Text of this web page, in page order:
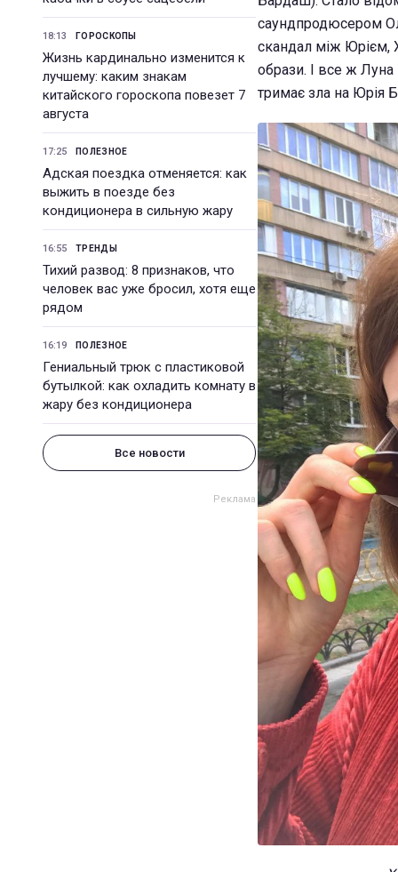
18:13 ГОРОСКОПЫ
Жизнь кардинально изменится к
лучшему: каким знакам
китайского гороскопа повезет 7
августа
17:25 ПОЛЕЗНОЕ
Адская поездка отменяется: как
выжить в поезде без
кондиционера в сильную жару
16:55 ТРЕНДЫ
Тихий развод: 8 признаков, что
человек вас уже бросил, хотя еще
рядом
16:19 ПОЛЕЗНОЕ
Гениальный трюк с пластиковой
бутылкой: как охладить комнату в
жару без кондиционера
Все новости
саундпродюсером
скандал між Юрієм,
образи. І все ж
тримає зла на Юрія